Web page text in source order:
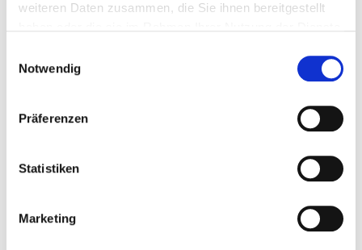
weiteren Daten zusammen, die Sie ihnen bereitgestellt
Notwendig
Präferenzen
Statistiken
Marketing